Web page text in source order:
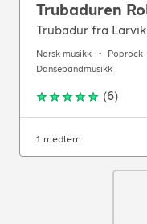
Trubaduren
Trubadur fra Larvik
Norsk musikk Poprock
Dansebandmusikk
(6)
1 medlem